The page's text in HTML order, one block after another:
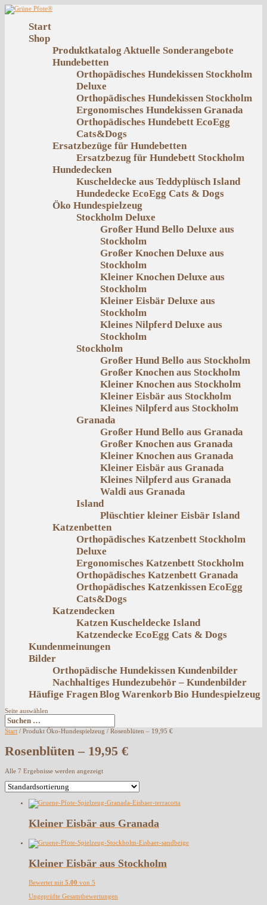
Start
Shop
Produktkatalog Aktuelle Sonderangebote
Hundebetten
Orthopädisches Hundekissen Stockholm
Deluxe
Orthopädisches Hundekissen Stockholm
Ergonomisches Hundekissen Granada
Orthopädisches Hundebett EcoEgg
Cats&Dogs
Ersatzbezüge für Hundebetten
Ersatzbezug für Hundebett Stockholm
Hundedecken
Kuscheldecke aus Teddyplüsch Island
Hundedecke EcoEgg Cats & Dogs
Öko Hundespielzeug
Stockholm Deluxe
Großer Hund Bello Deluxe aus
Stockholm
Großer Knochen Deluxe aus
Stockholm
Kleiner Knochen Deluxe aus
Stockholm
Kleiner Eisbär Deluxe aus
Stockholm
Kleines Nilpferd Deluxe aus
Stockholm
Stockholm
Großer Hund Bello aus Stockholm
Großer Knochen aus Stockholm
Kleiner Knochen aus Stockholm
Kleiner Eisbär aus Stockholm
Kleines Nilpferd aus Stockholm
Granada
Großer Hund Bello aus Granada
Großer Knochen aus Granada
Kleiner Knochen aus Granada
Kleiner Eisbär aus Granada
Kleines Nilpferd aus Granada
Waldi aus Granada
Island
Plüschtier kleiner Eisbär Island
Katzenbetten
Orthopädisches Katzenbett Stockholm
Deluxe
Ergonomisches Katzenbett Stockholm
Orthopädisches Katzenbett Granada
Orthopädisches Katzenkissen EcoEgg
Cats&Dogs
Katzendecken
Katzen Kuscheldecke Island
Katzendecke EcoEgg Cats & Dogs
Kundenmeinungen
Bilder
Orthopädische Hundekissen Kundenbilder
Nachhaltiges Hundezubehör – Kundenbilder
Häufige FragenBlog WarenkorbBio Hundespielzeug
Seite auswählen
Start / Produkt Öko-Hundespielzeug / Rosenblüten – 19,95 €
Rosenblüten – 19,95 €
Alle 7 Ergebnisse werden angezeigt
Kleiner Eisbär aus Granada
Kleiner Eisbär aus Stockholm
Bewertet mit 5.00 von 5
Ungeprüfte Gesamtbewertungen